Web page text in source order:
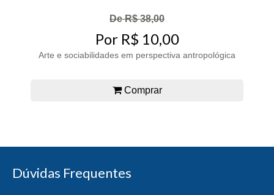
De R$ 38,00
Por R$ 10,00
Arte e sociabilidades em perspectiva antropológica
Comprar
Dúvidas Frequentes